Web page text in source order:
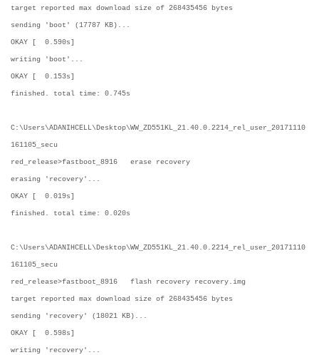
target reported max download size of 268435456 bytes
sending 'boot' (17787 KB)...
OKAY [ 0.590s]
writing 'boot'...
OKAY [ 0.153s]
finished. total time: 0.745s
C:\Users\ADANIHCELL\Desktop\WW_ZD551KL_21.40.0.2214_rel_user_20171110
161105_secu
red_release>fastboot_8916 erase recovery
erasing 'recovery'...
OKAY [ 0.019s]
finished. total time: 0.020s
C:\Users\ADANIHCELL\Desktop\WW_ZD551KL_21.40.0.2214_rel_user_20171110
161105_secu
red_release>fastboot_8916 flash recovery recovery.img
target reported max download size of 268435456 bytes
sending 'recovery' (18021 KB)...
OKAY [ 0.598s]
writing 'recovery'...